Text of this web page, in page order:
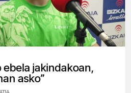
ebela jakindakoan,
asko”